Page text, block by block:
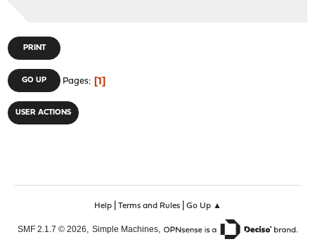
PRINT
GO UP Pages 1
USER ACTIONS
Help| Terms and Rules| Go Up ▲
SMF 2.1.7 © 2026, Simple Machines,